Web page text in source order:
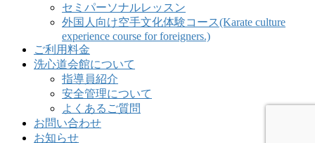
セミパーソナルレッスン
外国人向け空手文化体験コース(Karate culture
experience course for foreigners.)
ご利用料金
洗心道会館について
指導員紹介
安全管理について
よくあるご質問
お問い合わせ
お知らせ